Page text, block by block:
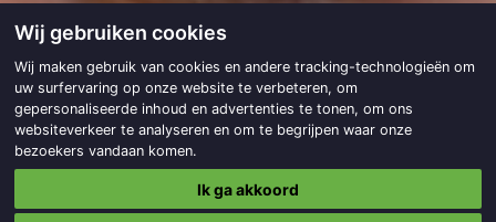
Wij gebruiken cookies
Wij maken gebruik van cookies en andere tracking-technologieën om
uw surfervaring op onze website te verbeteren, om
gepersonaliseerde inhoud en advertenties te tonen, om ons
websiteverkeer te analyseren en om te begrijpen waar onze
bezoekers vandaan komen.
Ik ga akkoord